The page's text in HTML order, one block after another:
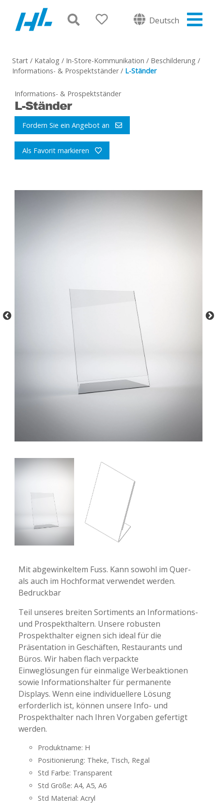
Deutsch
Start / Katalog / In-Store-Kommunikation / Beschilderung /
Informations- & Prospektständer/ L-Ständer
Informations- & Prospektständer
L-Ständer
Fordern Sie ein Angebot an
Als Favorit markieren
-
Mit abgewinkeltem Fuss. Kann sowohl im Quer-
als auch im Hochformat verwendet werden.
Bedruckbar
Teil unseres breiten Sortiments an Informations-
und Prospekthaltern. Unsere robusten
Prospekthalter eignen sich ideal für die
Präsentation in Geschäften, Restaurants und
Büros. Wir haben flach verpackte
Einweglösungen für einmalige Werbeaktionen
sowie Informationshalter für permanente
Displays. Wenn eine individuellere Lösung
erforderlich ist, können unsere Info- und
Prospekthalter nach Ihren Vorgaben gefertigt
werden.
Produktname: H
Positionierung: Theke, Tisch, Regal
Std Farbe: Transparent
Std Größe: A4, A5, A6
Std Material: Acryl